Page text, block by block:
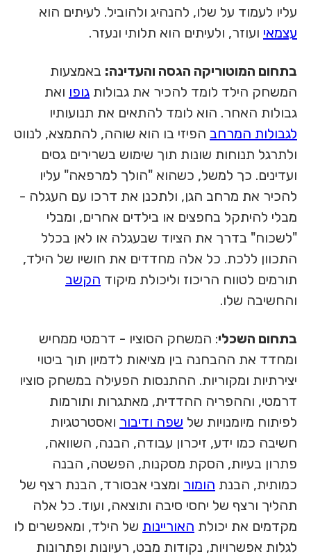
עליו לעמוד על שלו, להנהיג ולהוביל. לעיתים הוא
עצמאי ועוזר, ולעיתים הוא תלותי ונעזר.
בתחום המוטוריקה הגסה והעדינה: באמצעות
המשחק הילד לומד להכיר את גבולות גופו ואת
גבולות האחר. הוא לומד להתאים את תנועותיו
לגבולות המרחב הפיזי בו הוא שוהה, להתמצא, לנווט
ולתרגל תנוחות שונות תוך שימוש בשרירים גסים
ועדינים. כך למשל, כשהוא "הולך למרפאה" עליו
להכיר את מרחב הגן, ולתכנן את דרכו עם העגלה -
מבלי להיתקל בחפצים או בילדים אחרים, ומבלי
"לשכוח" בדרך את הציוד שבעגלה או לאן בכלל
התכוון ללכת. כל אלה מחדדים את חושיו של הילד,
תורמים לטווח הריכוז וליכולת מיקוד הקשב
והחשיבה שלו.
בתחום השכלי: המשחק הסוציו - דרמטי ממחיש
ומחדד את ההבחנה בין מציאות לדמיון תוך ביטוי
יצירתיות ומקוריות. ההתנסות הפעילה במשחק סוציו
דרמטי, וההפריה ההדדית, מאתגרות ותורמות
לפיתוח מיומנויות של שפה ודיבור ואסטרטגיות
חשיבה כמו ידע, זיכרון עבודה, הבנה, השוואה,
פתרון בעיות, הסקת מסקנות, הפשטה, הבנה
כמותית, הבנת הומור ומצבי אבסורד, הבנת רצף של
תהליך ורצף של יחסי סיבה ותוצאה, ועוד. כל אלה
מקדמים את יכולת האוריינות של הילד, ומאפשרים לו
לגלות אפשרויות, נקודות מבט, רעיונות ופתרונות